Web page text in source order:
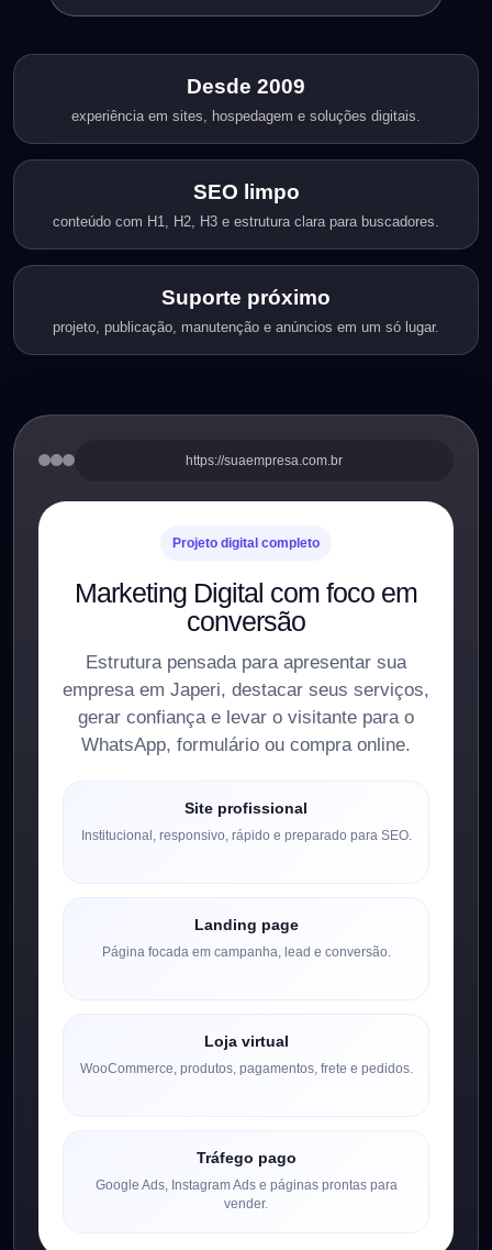
Desde 2009
experiência em sites, hospedagem e soluções digitais.
SEO limpo
conteúdo com H1, H2, H3 e estrutura clara para buscadores.
Suporte próximo
projeto, publicação, manutenção e anúncios em um só lugar.
https://suaempresa.com.br
Projeto digital completo
Marketing Digital com foco em
conversão
Estrutura pensada para apresentar sua
empresa em Japeri, destacar seus serviços,
gerar confiança e levar o visitante para o
WhatsApp, formulário ou compra online.
Site profissional
Institucional, responsivo, rápido e preparado para SEO.
Landing page
Página focada em campanha, lead e conversão.
Loja virtual
WooCommerce, produtos, pagamentos, frete e pedidos.
Tráfego pago
Google Ads, Instagram Ads e páginas prontas para
vender.